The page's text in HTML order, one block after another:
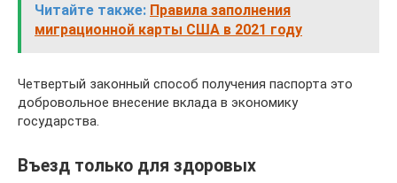
Читайте также: Правила заполнения
миграционной карты США в 2021 году
Четвертый законный способ получения паспорта это
добровольное внесение вклада в экономику
государства.
Въезд только для здоровых